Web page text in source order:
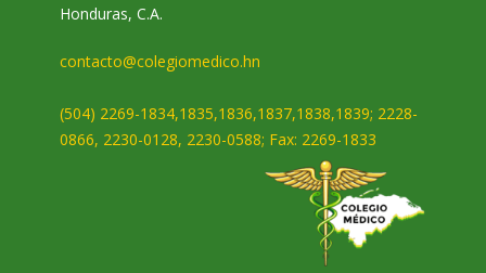
Honduras, C.A.
contacto@colegiomedico.hn
(504) 2269-1834,1835,1836,1837,1838,1839; 2228-
0866, 2230-0128, 2230-0588; Fax: 2269-1833